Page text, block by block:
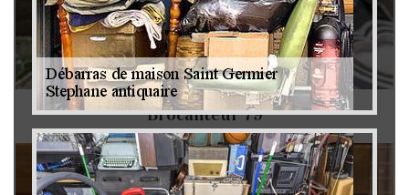
Brocanteur 79